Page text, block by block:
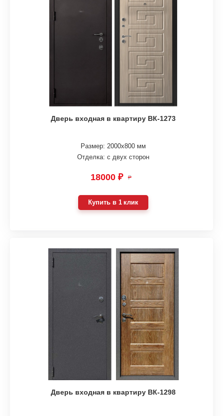
Дверь входная в квартиру ВК-1273
Размер: 2000х800 мм
Отделка: с двух сторон
18000 ₽ ₽
Купить в 1 клик
Дверь входная в квартиру ВК-1298